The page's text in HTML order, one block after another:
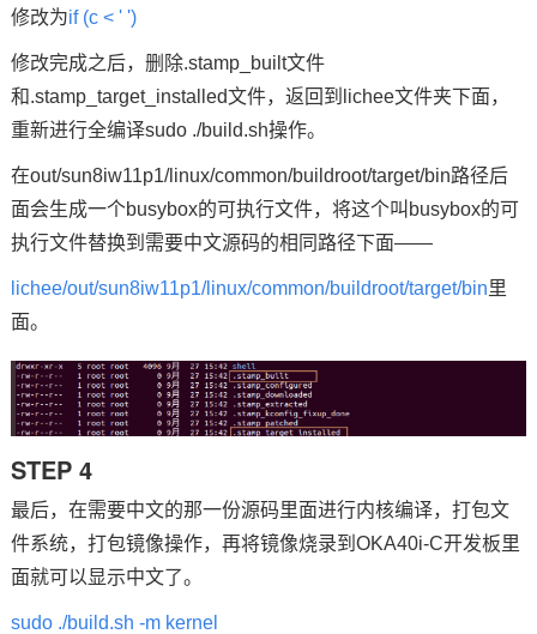
修改为if (c < ' ')
修改完成之后，删除.stamp_built文件
和.stamp_target_installed文件，返回到lichee文件夹下面，
重新进行全编译sudo ./build.sh操作。
在out/sun8iw11p1/linux/common/buildroot/target/bin路径后
面会生成一个busybox的可执行文件，将这个叫busybox的可
执行文件替换到需要中文源码的相同路径下面——
lichee/out/sun8iw11p1/linux/common/buildroot/target/bin里
面。
STEP 4
最后，在需要中文的那一份源码里面进行内核编译，打包文
件系统，打包镜像操作，再将镜像烧录到OKA40i-C开发板里
面就可以显示中文了。
sudo ./build.sh -m kernel